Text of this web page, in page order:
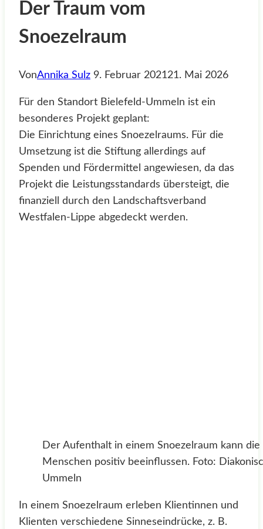
Der Traum vom
Snoezelraum
VonAnnika Sulz 9. Februar 202121. Mai 2026
Für den Standort Bielefeld-Ummeln ist ein
besonderes Projekt geplant:
Die Einrichtung eines Snoezelraums. Für die
Umsetzung ist die Stiftung allerdings auf
Spenden und Fördermittel angewiesen, da das
Projekt die Leistungsstandards übersteigt, die
finanziell durch den Landschaftsverband
Westfalen-Lippe abgedeckt werden.
Der Aufenthalt in einem Snoezelraum kann
Menschen positiv beeinflussen. Foto:
Ummeln
In einem Snoezelraum erleben Klientinnen und
Klienten verschiedene Sinneseindrücke, z. B.